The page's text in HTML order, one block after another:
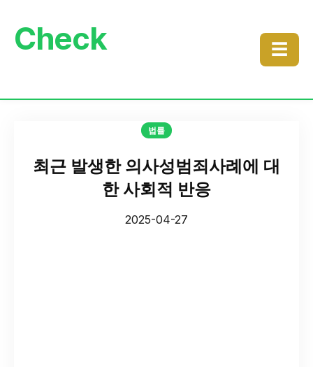
Check ☰
법률
최근 발생한 의사성범죄사례에 대
한 사회적 반응
2025-04-27